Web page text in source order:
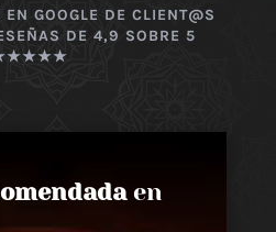
GOOGLE DE CLIENT@S
DE 4,9 SOBRE 5
en